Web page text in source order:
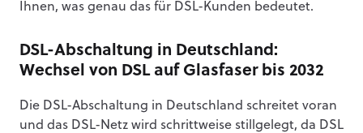
Ihnen, was genau das für DSL-Kunden bedeutet.
DSL-Abschaltung in Deutschland:
Wechsel von DSL auf Glasfaser bis 2032
Die DSL-Abschaltung in Deutschland schreitet voran
und das DSL-Netz wird schrittweise stillgelegt, da DSL